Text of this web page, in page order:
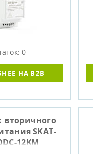
0
НА B2B
вторичного
SKAT-
12KM